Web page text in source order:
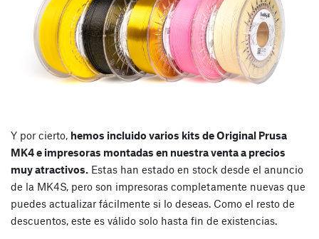
Y por cierto, hemos incluido varios kits de Original Prusa
MK4 e impresoras montadas en nuestra venta a precios
muy atractivos. Estas han estado en stock desde el anuncio
de la MK4S, pero son impresoras completamente nuevas que
puedes actualizar fácilmente si lo deseas. Como el resto de
descuentos, este es válido solo hasta fin de existencias.